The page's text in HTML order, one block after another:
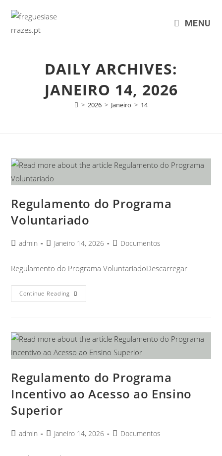
MENU
DAILY ARCHIVES:
JANEIRO 14, 2026
> 2026 > Janeiro > 14
Regulamento do Programa
Voluntariado
admin Janeiro 14, 2026 Documentos
Regulamento do Programa VoluntariadoDescarregar
Continue Reading
Regulamento do Programa
Incentivo ao Acesso ao Ensino
Superior
admin Janeiro 14, 2026 Documentos